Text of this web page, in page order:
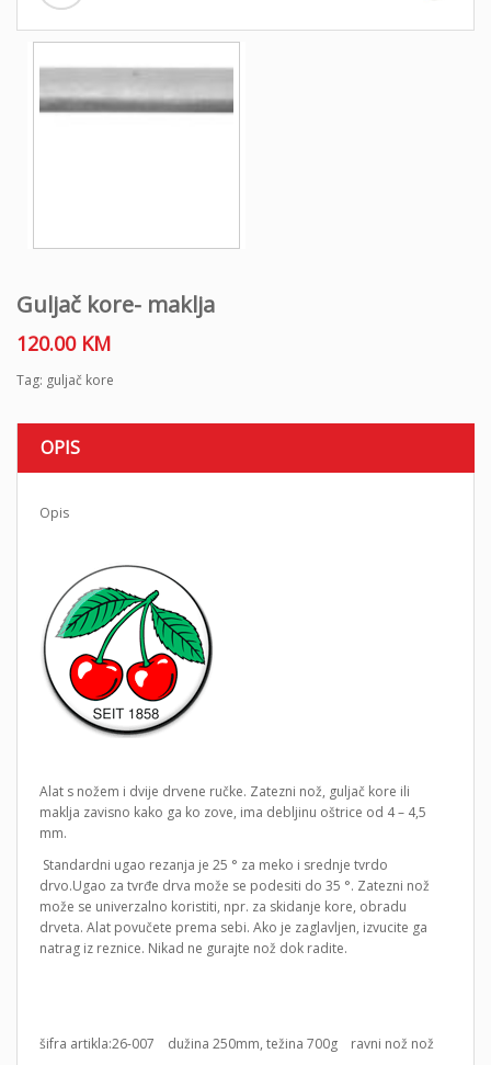
o
n
Guljač kore- maklja
120.00 KM
Tag: guljač kore
OPIS
Opis
Alat s nožem i dvije drvene ručke. Zatezni nož, guljač kore ili
maklja zavisno kako ga ko zove, ima debljinu oštrice od 4 – 4,5
mm.
Standardni ugao rezanja je 25 ° za meko i srednje tvrdo
drvo.Ugao za tvrđe drva može se podesiti do 35 °. Zatezni nož
može se univerzalno koristiti, npr. za skidanje kore, obradu
drveta. Alat povučete prema sebi. Ako je zaglavljen, izvucite ga
natrag iz reznice. Nikad ne gurajte nož dok radite.
šifra artikla:26-007 dužina 250mm, težina 700g ravni nož nož